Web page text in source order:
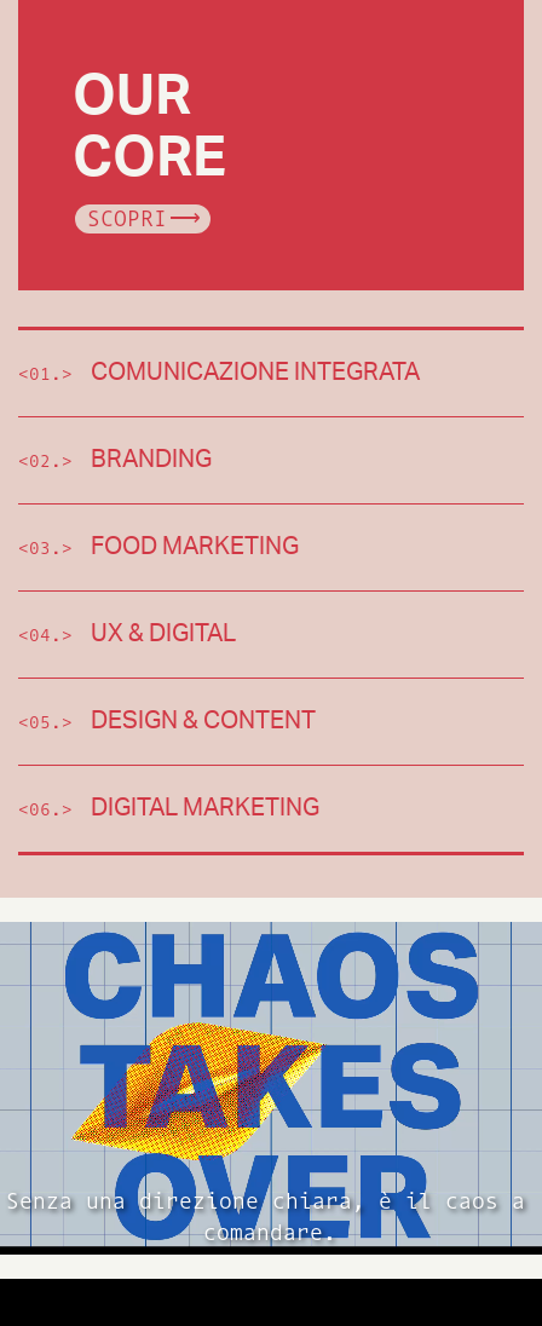
<01.> COMUNICAZIONE INTEGRATA
<02.> BRANDING
<03.> FOOD MARKETING
<04.> UX & DIGITAL
<05.> DESIGN & CONTENT
<06.> DIGITAL MARKETING
OUR
CORE
SCOPRI